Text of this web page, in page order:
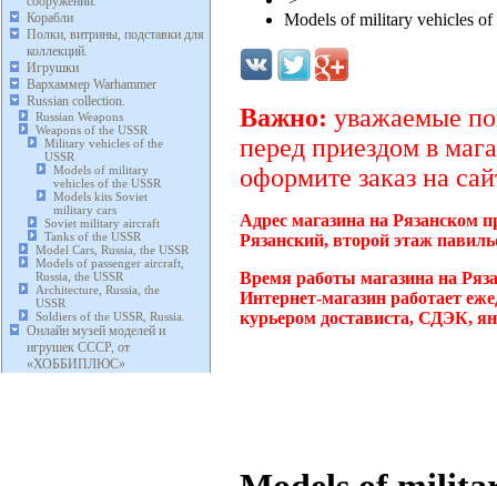
Корабли
Полки, витрины, подставки для
коллекций.
Игрушки
Вархаммер Warhammer
Russian collection.
Russian Weapons
Weapons of the USSR
Military vehicles of the
USSR
Models of military
vehicles of the USSR
Models kits Soviet
military cars
Soviet military aircraft
Tanks of the USSR
Model Cars, Russia, the USSR
Models of passenger aircraft,
Russia, the USSR
Architecture, Russia, the
USSR
Soldiers of the USSR, Russia.
Онлайн музей моделей и
игрушек СССР, от
«ХОББИПЛЮС»
Models of military vehicles of
Важно: уважаемые
перед приездом в
оформите заказ на
Адрес магазина на Рязанском
Рязанский, второй этаж
Время работы магазина на
Интернет-магазин работает
курьером достависта, СДЭК,